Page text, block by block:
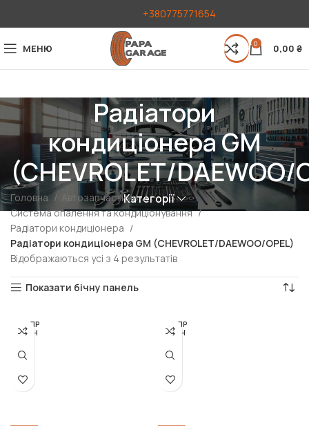
+380775771654
МЕНЮ 0 0,00 ₴
Радіатори
кондиціонера GM
(CHEVROLET/DAEWOO/
Категорії
Головна
Автозапчастини
Система опалення та кондиціонування
Радіатори кондиціонера
Радіатори кондиціонера GM (CHEVROLET/DAEWOO/OPEL)
Відображаються усі з 4 результатів
Показати бічну панель
РОЗПР
ОДАН
РОЗПР
ОДАН